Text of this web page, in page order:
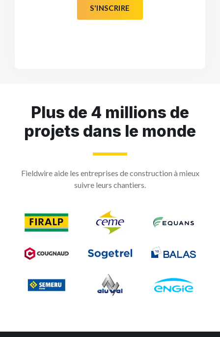
S'INSCRIRE
Plus de 4 millions de
projets dans le monde
Fieldwire aide les entreprises de construction à mieux
suivre leurs chantiers.